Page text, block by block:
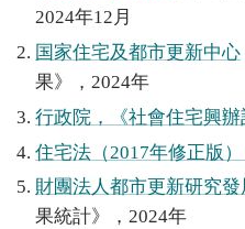
2024年12月
国家住宅及都市更新中心
果》，2024年
行政院，《社會住宅興
住宅法（2017年修正版
財團法人都市更新研究
果統計》，2024年